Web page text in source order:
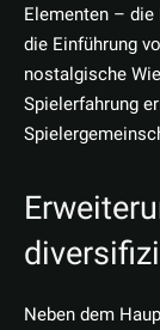
Elementen –
die Einführung
nostalgische
Spielerfahrung
Neben dem